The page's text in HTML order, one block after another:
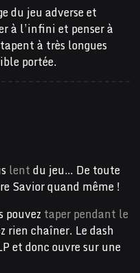
du jeu adverse et
à l’infini et penser à
à très longues
portée.
lentdu jeu… De toute
Savior quand même !
pouvez taper pendant le
rien chaîner. Le dash
et donc ouvre sur une